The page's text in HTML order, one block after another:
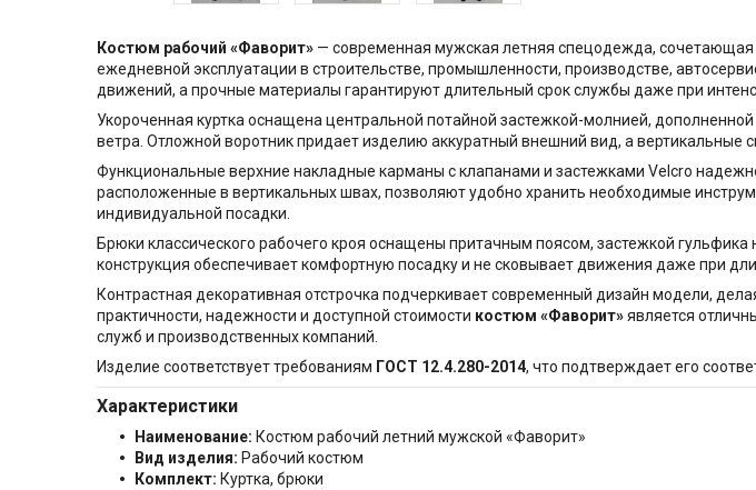
Костюм рабочий «Фаворит» — современная мужская летняя спецодежда, сочетающая
ежедневной эксплуатации в строительстве, промышленности, производстве,
движений, а прочные материалы гарантируют длительный срок службы даже при
Укороченная куртка оснащена центральной потайной застежкой-молнией,
ветра. Отложной воротник придает изделию аккуратный внешний вид, а
Функциональные верхние накладные карманы с клапанами и застежками Velcro
расположенные в вертикальных швах, позволяют удобно хранить необходимые
индивидуальной посадки.
Брюки классического рабочего кроя оснащены притачным поясом, застежкой
конструкция обеспечивает комфортную посадку и не сковывает движения даже при
Контрастная декоративная отстрочка подчеркивает современный дизайн модели,
практичности, надежности и доступной стоимости костюм «Фаворит»является
служб и производственных компаний.
Изделие соответствует требованиям ГОСТ 12.4.280-2014, что подтверждает его
Характеристики
Наименование: Костюм рабочий летний мужской «Фаворит»
Вид изделия: Рабочий костюм
Комплект: Куртка, брюки